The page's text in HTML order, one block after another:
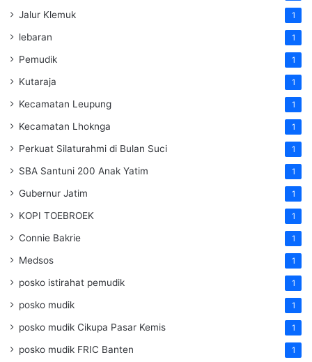
Jalur Klemuk 1
lebaran 1
Pemudik 1
Kutaraja 1
Kecamatan Leupung 1
Kecamatan Lhoknga 1
Perkuat Silaturahmi di Bulan Suci 1
SBA Santuni 200 Anak Yatim 1
Gubernur Jatim 1
KOPI TOEBROEK 1
Connie Bakrie 1
Medsos 1
posko istirahat pemudik 1
posko mudik 1
posko mudik Cikupa Pasar Kemis 1
posko mudik FRIC Banten 1